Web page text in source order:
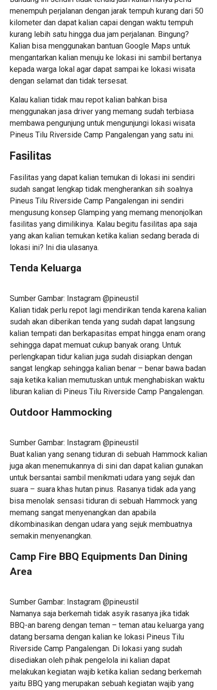
menempuh perjalanan dengan jarak tempuh kurang dari 50
kilometer dan dapat kalian capai dengan waktu tempuh
kurang lebih satu hingga dua jam perjalanan. Bingung?
Kalian bisa menggunakan bantuan Google Maps untuk
mengantarkan kalian menuju ke lokasi ini sambil bertanya
kepada warga lokal agar dapat sampai ke lokasi wisata
dengan selamat dan tidak tersesat.
Kalau kalian tidak mau repot kalian bahkan bisa
menggunakan jasa driver yang memang sudah terbiasa
membawa pengunjung untuk mengunjungi lokasi wisata
Pineus Tilu Riverside Camp Pangalengan yang satu ini.
Fasilitas
Fasilitas yang dapat kalian temukan di lokasi ini sendiri
sudah sangat lengkap tidak mengherankan sih soalnya
Pineus Tilu Riverside Camp Pangalengan ini sendiri
mengusung konsep Glamping yang memang menonjolkan
fasilitas yang dimilikinya. Kalau begitu fasilitas apa saja
yang akan kalian temukan ketika kalian sedang berada di
lokasi ini? Ini dia ulasanya.
Tenda Keluarga
Sumber Gambar: Instagram @pineustil
Kalian tidak perlu repot lagi mendirikan tenda karena kalian
sudah akan diberikan tenda yang sudah dapat langsung
kalian tempati dan berkapasitas empat hingga enam orang
sehingga dapat memuat cukup banyak orang. Untuk
perlengkapan tidur kalian juga sudah disiapkan dengan
sangat lengkap sehingga kalian benar – benar bawa badan
saja ketika kalian memutuskan untuk menghabiskan waktu
liburan kalian di Pineus Tilu Riverside Camp Pangalengan.
Outdoor Hammocking
Sumber Gambar: Instagram @pineustil
Buat kalian yang senang tiduran di sebuah Hammock kalian
juga akan menemukannya di sini dan dapat kalian gunakan
untuk bersantai sambil menikmati udara yang sejuk dan
suara – suara khas hutan pinus. Rasanya tidak ada yang
bisa menolak sensasi tiduran di sebuah Hammock yang
memang sangat menyenangkan dan apabila
dikombinasikan dengan udara yang sejuk membuatnya
semakin menyenangkan.
Camp Fire BBQ Equipments Dan Dining
Area
Sumber Gambar: Instagram @pineustil
Namanya saja berkemah tidak asyik rasanya jika tidak
BBQ-an bareng dengan teman – teman atau keluarga yang
datang bersama dengan kalian ke lokasi Pineus Tilu
Riverside Camp Pangalengan. Di lokasi yang sudah
disediakan oleh pihak pengelola ini kalian dapat
melakukan kegiatan wajib ketika kalian sedang berkemah
yaitu BBQ yang merupakan sebuah kegiatan wajib yang